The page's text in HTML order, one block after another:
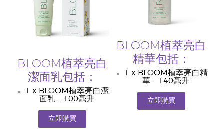
BLOOM植萃亮白
潔面乳包括：
1 x BLOOM植萃亮白潔
面乳 - 100毫升
立即購買
BLOOM植萃亮白
精華包括：
1 x BLOOM植萃亮白精
華 - 140毫升
立即購買